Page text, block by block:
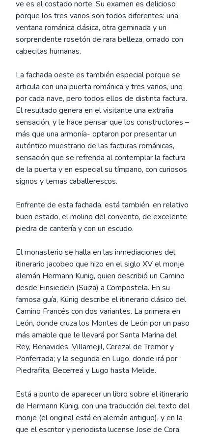
ve es el costado norte. Su examen es delicioso
porque los tres vanos son todos diferentes: una
ventana románica clásica, otra geminada y un
sorprendente rosetón de rara belleza, ornado con
cabecitas humanas.
La fachada oeste es también especial porque se
articula con una puerta románica y tres vanos, uno
por cada nave, pero todos ellos de distinta factura.
El resultado genera en el visitante una extraña
sensación, y le hace pensar que los constructores –
más que una armonía- optaron por presentar un
auténtico muestrario de las facturas románicas,
sensación que se refrenda al contemplar la factura
de la puerta y en especial su tímpano, con curiosos
signos y temas caballerescos.
Enfrente de esta fachada, está también, en relativo
buen estado, el molino del convento, de excelente
piedra de cantería y con un escudo.
El monasterio se halla en las inmediaciones del
itinerario jacobeo que hizo en el siglo XV el monje
alemán Hermann Kunig, quien describió un Camino
desde Einsiedeln (Suiza) a Compostela. En su
famosa guía, Künig describe el itinerario clásico del
Camino Francés con dos variantes. La primera en
León, donde cruza los Montes de León por un paso
más amable que le llevará por Santa Marina del
Rey, Benavides, Villamejil, Cerezal de Tremor y
Ponferrada; y la segunda en Lugo, donde irá por
Piedrafita, Becerreá y Lugo hasta Melide.
Está a punto de aparecer un libro sobre el itinerario
de Hermann Künig, con una traducción del texto del
monje (el original está en alemán antiguo), y en la
que el escritor y periodista lucense Jose de Cora,